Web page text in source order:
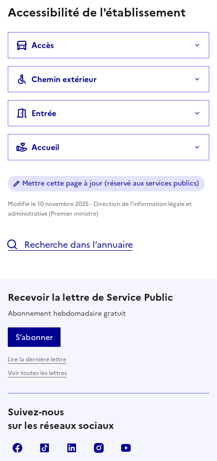
Accessibilité de l'établissement
Accès
Chemin extérieur
Entrée
Accueil
Mettre cette page à jour (réservé aux services publics)
Modifié le 10 novembre 2025 - Direction de l'information légale et
administrative (Premier ministre)
Recherche dans l’annuaire
Recevoir la lettre de Service Public
Abonnement hebdomadaire gratuit
S’abonner
Lire la dernière lettre
Voir toutes les lettres
Suivez-nous
sur les réseaux sociaux
FacebookTikTok LinkedIn Instagram